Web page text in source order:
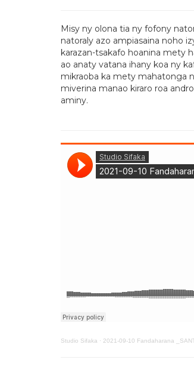
Misy ny olona tia ny fofony
natoraly azo ampiasaina noho
karazan-tsakafo hoanina mety
ao anaty vatana ihany koa ny
mikraoba ka mety mahatonga
miverina manao kiraro roa
aminy.
Studio Sifaka · 2021-09-10 Fandaharana